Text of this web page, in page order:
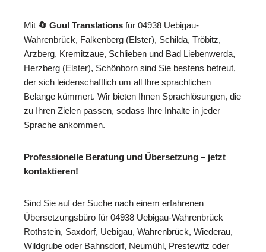
Mit 🔄 Guul Translations für 04938 Uebigau-
Wahrenbrück, Falkenberg (Elster), Schilda, Tröbitz,
Arzberg, Kremitzaue, Schlieben und Bad Liebenwerda,
Herzberg (Elster), Schönborn sind Sie bestens betreut,
der sich leidenschaftlich um all Ihre sprachlichen
Belange kümmert. Wir bieten Ihnen Sprachlösungen, die
zu Ihren Zielen passen, sodass Ihre Inhalte in jeder
Sprache ankommen.
Professionelle Beratung und Übersetzung – jetzt
kontaktieren!
Sind Sie auf der Suche nach einem erfahrenen
Übersetzungsbüro für 04938 Uebigau-Wahrenbrück –
Rothstein, Saxdorf, Uebigau, Wahrenbrück, Wiederau,
Wildgrube oder Bahnsdorf, Neumühl, Prestewitz oder